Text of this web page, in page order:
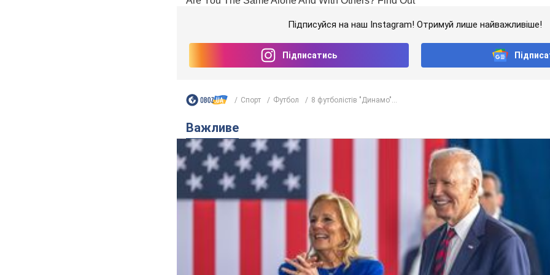
Підписуйся на наш Instagram! Отримуй лише найважливіше!
Підписатись
Спорт Футбол 8 футболістів "Динамо"...
Важливе